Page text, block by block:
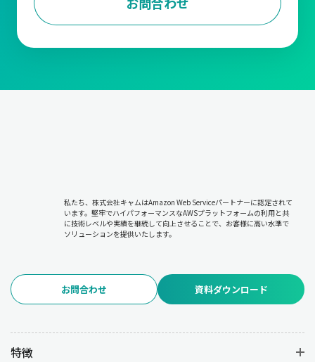
私たち、株式会社キャムはAmazon Web Serviceパートナーに認定されて
います。堅牢でハイパフォーマンスなAWSプラットフォームの利用と共
に技術レベルや実績を継続して向上させることで、お客様に高い水準で
ソリューションを提供いたします。
お問合わせ 資料ダウンロード
特徴